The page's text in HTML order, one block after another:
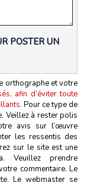
POSTER UN
orthographe et votre
afin d’éviter toute
Pour ce type de
Veillez à rester polis
avis sur l’œuvre
les ressentis des
sur le site est une
Veuillez prendre
commentaire. Le
Le webmaster se